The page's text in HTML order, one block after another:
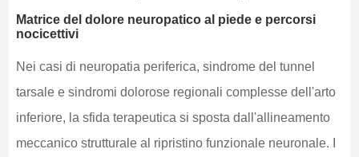
Matrice del dolore neuropatico al piede e percorsi
nocicettivi
Nei casi di neuropatia periferica, sindrome del tunnel
tarsale e sindromi dolorose regionali complesse dell'arto
inferiore, la sfida terapeutica si sposta dall'allineamento
meccanico strutturale al ripristino funzionale neuronale. I